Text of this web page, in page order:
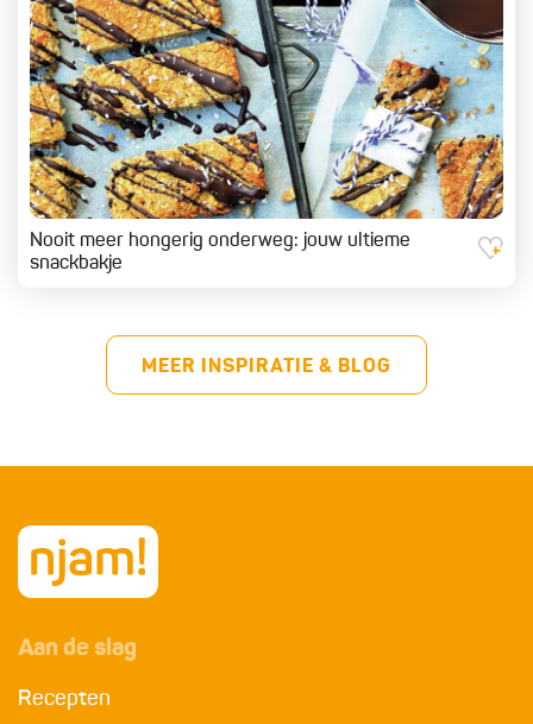
Nooit meer hongerig onderweg: jouw ultieme
snackbakje
MEER INSPIRATIE & BLOG
Aan de slag
Recepten